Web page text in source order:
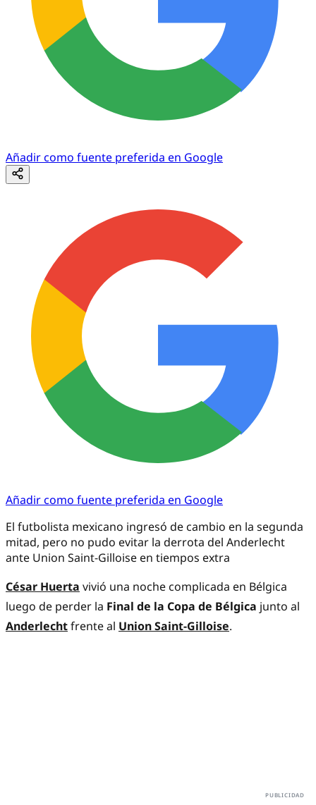
Añadir como fuente preferida en Google
Añadir como fuente preferida en Google
El futbolista mexicano ingresó de cambio en la segunda
mitad, pero no pudo evitar la derrota del Anderlecht
ante Union Saint-Gilloise en tiempos extra
César Huerta vivió una noche complicada en Bélgica
luego de perder la Final de la Copa de Bélgica junto al
Anderlechtfrente al Union Saint-Gilloise.